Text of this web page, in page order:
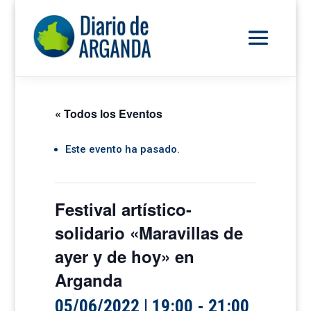
« Todos los Eventos
Este evento ha pasado.
Festival artístico-
solidario «Maravillas de
ayer y de hoy» en
Arganda
05/06/2022 | 19:00 - 21:00